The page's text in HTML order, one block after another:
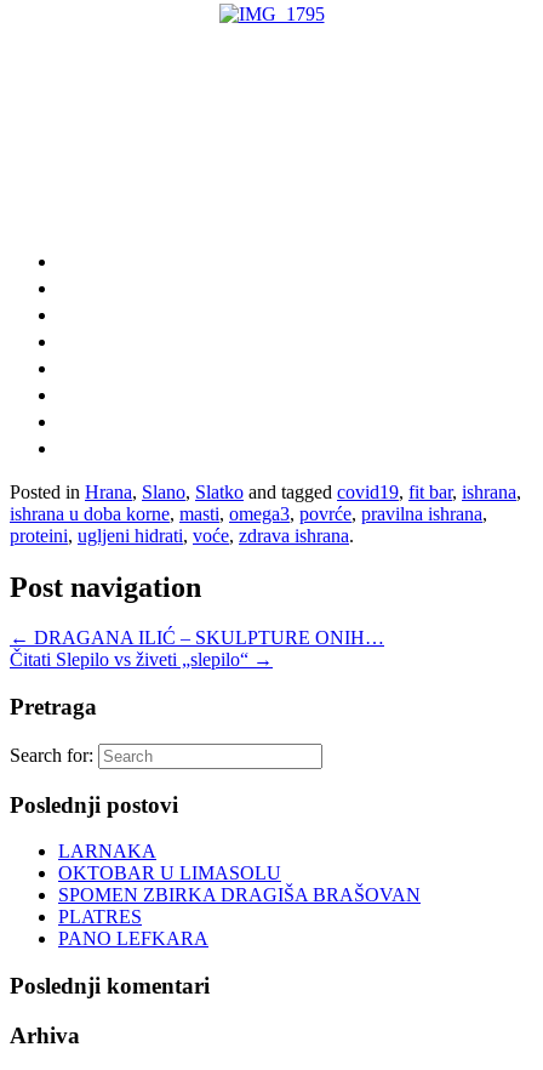
Posted in Hrana, Slano, Slatko and tagged covid19, fit bar, ishrana,
ishrana u doba korne, masti, omega3, povrće, pravilna ishrana,
proteini, ugljeni hidrati, voće, zdrava ishrana.
Post navigation
← DRAGANA ILIĆ – SKULPTURE ONIH…
Čitati Slepilo vs živeti „slepilo“ →
Pretraga
Search for:
Poslednji postovi
LARNAKA
OKTOBAR U LIMASOLU
SPOMEN ZBIRKA DRAGIŠA BRAŠOVAN
PLATRES
PANO LEFKARA
Poslednji komentari
Arhiva